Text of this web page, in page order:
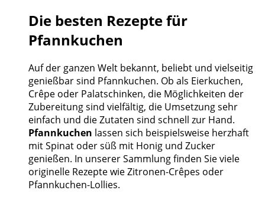
Die besten Rezepte für
Pfannkuchen
Auf der ganzen Welt bekannt, beliebt und vielseitig
genießbar sind Pfannkuchen. Ob als Eierkuchen,
Crêpe oder Palatschinken, die Möglichkeiten der
Zubereitung sind vielfältig, die Umsetzung sehr
einfach und die Zutaten sind schnell zur Hand.
Pfannkuchen lassen sich beispielsweise herzhaft
mit Spinat oder süß mit Honig und Zucker
genießen. In unserer Sammlung finden Sie viele
originelle Rezepte wie Zitronen-Crêpes oder
Pfannkuchen-Lollies.